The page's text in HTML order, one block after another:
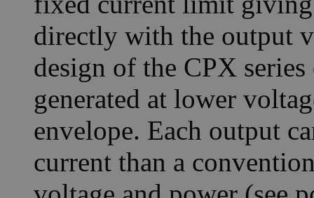
directly with the output
design of the CPX
generated at lower
envelope. Each output
current than a